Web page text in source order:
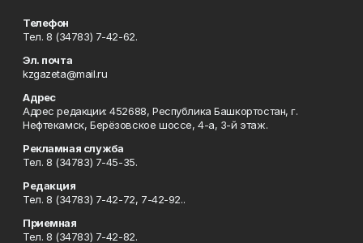
Телефон
Тел. 8 (34783) 7-42-62.
Эл. почта
kzgazeta@mail.ru
Адрес
Адрес редакции: 452688, Республика Башкортостан, г.
Нефтекамск, Берёзовское шоссе, 4-а, 3-й этаж.
Рекламная служба
Тел. 8 (34783) 7-45-35.
Редакция
Тел. 8 (34783) 7-42-72, 7-42-92..
Приемная
Тел. 8 (34783) 7-42-82.